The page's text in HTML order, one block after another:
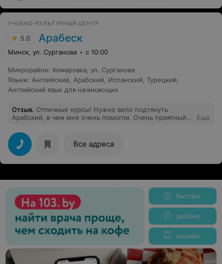
УЧЕБНО-КУЛЬТУРНЫЙ ЦЕНТР
5.0 Арабеск
Минск, ул. Сурганова с 10:00
Микрорайон: Комаровка, ул. Сурганова
Языки: Английский, Арабский, Испанский, Турецкий,
Английский язык для начинающих
Отзыв. Отличные курсы! Нужно вело подтянуть
Арабский, в чем мне очень помогли. Очень приятный и
Еще
Все адреса